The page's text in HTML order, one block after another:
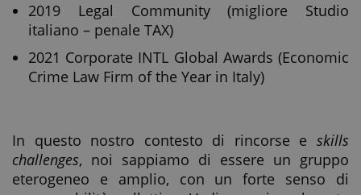
2019 Legal Community (migliore Studio
italiano – penale TAX)
2021 Corporate INTL Global Awards (Economic
Crime Law Firm of the Year in Italy)
In questo nostro contesto di rincorse e skills
challenges, noi sappiamo di essere un gruppo
eterogeneo e amplio, con un forte senso di